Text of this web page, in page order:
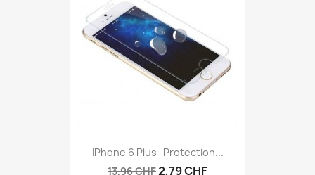
IPhone 6 Plus -protection...
13,96 CHF2,79 CHF